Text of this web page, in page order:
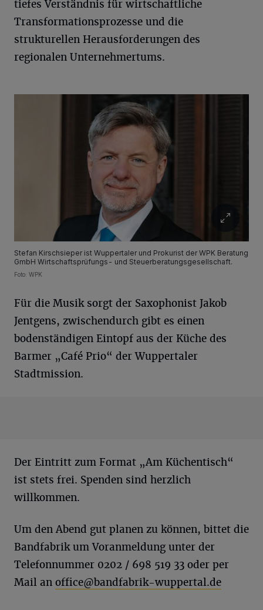
tiefes Verständnis für wirtschaftliche
Transformationsprozesse und die
strukturellen Herausforderungen des
regionalen Unternehmertums.
Stefan Kirschsieper ist Wuppertaler und Prokurist der WPK Beratung
GmbH Wirtschaftsprüfungs- und Steuerberatungsgesellschaft.
Foto: WPK
Für die Musik sorgt der Saxophonist Jakob
Jentgens, zwischendurch gibt es einen
bodenständigen Eintopf aus der Küche des
Barmer „Café Prio“ der Wuppertaler
Stadtmission.
Der Eintritt zum Format „Am Küchentisch“
ist stets frei. Spenden sind herzlich
willkommen.
Um den Abend gut planen zu können, bittet die
Bandfabrik um Voranmeldung unter der
Telefonnummer 0202 / 698 519 33 oder per
Mail an office@bandfabrik-wuppertal.de